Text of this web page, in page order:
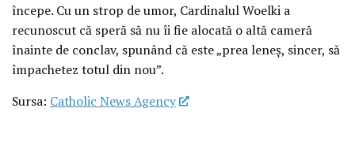
începe. Cu un strop de umor, Cardinalul Woelki a
recunoscut că speră să nu îi fie alocată o altă cameră
înainte de conclav, spunând că este „prea leneș, sincer, să
împachetez totul din nou”.
Sursa: Catholic News Agency